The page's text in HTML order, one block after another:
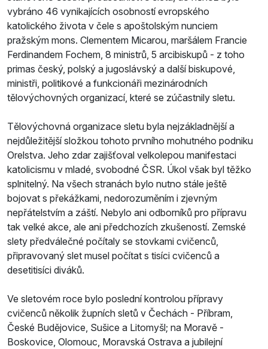
vybráno 46 vynikajících osobností evropského
katolického života v čele s apoštolským nunciem
pražským mons. Clementem Micarou, maršálem Francie
Ferdinandem Fochem, 8 ministrů, 5 arcibiskupů - z toho
primas český, polský a jugoslávský a další biskupové,
ministři, politikové a funkcionáři mezinárodních
tělovýchovných organizací, které se zúčastnily sletu.
Tělovýchovná organizace sletu byla nejzákladnější a
nejdůležitější složkou tohoto prvního mohutného podniku
Orelstva. Jeho zdar zajišťoval velkolepou manifestaci
katolicismu v mladé, svobodné ČSR. Úkol však byl těžko
splnitelný. Na všech stranách bylo nutno stále ještě
bojovat s překážkami, nedorozuměním i zjevným
nepřátelstvím a záští. Nebylo ani odborníků pro přípravu
tak velké akce, ale ani předchozích zkušeností. Zemské
slety předválečné počítaly se stovkami cvičenců,
připravovaný slet musel počítat s tisíci cvičenců a
desetitisíci diváků.
Ve sletovém roce bylo poslední kontrolou přípravy
cvičenců několik župních sletů v Čechách - Příbram,
České Budějovice, Sušice a Litomyšl; na Moravě -
Boskovice, Olomouc, Moravská Ostrava a jubilejní